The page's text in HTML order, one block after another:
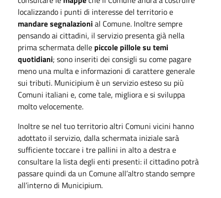
localizzando i punti di interesse del territorio e
mandare segnalazionial Comune. Inoltre sempre
pensando ai cittadini, il servizio presenta già nella
prima schermata delle piccole pillole su temi
quotidiani; sono inseriti dei consigli su come pagare
meno una multa e informazioni di carattere generale
sui tributi. Municipium è un servizio esteso su più
Comuni italiani e, come tale, migliora e si sviluppa
molto velocemente.
Inoltre se nel tuo territorio altri Comuni vicini hanno
adottato il servizio, dalla schermata iniziale sarà
sufficiente toccare i tre pallini in alto a destra e
consultare la lista degli enti presenti: il cittadino potrà
passare quindi da un Comune all’altro stando sempre
all’interno di Municipium.